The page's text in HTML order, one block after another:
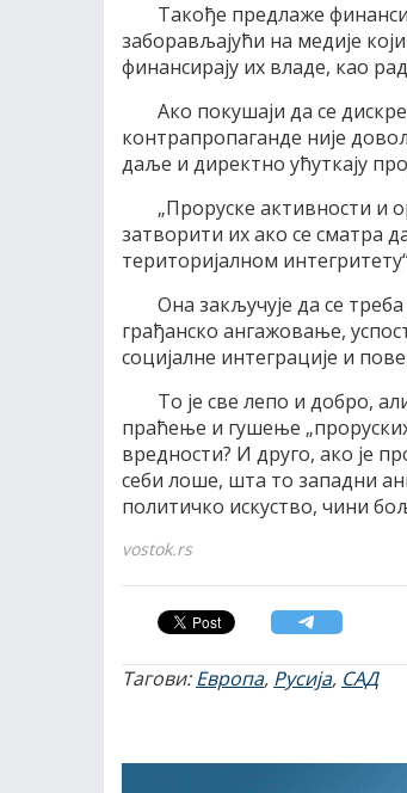
Такође предлаже
заборављајући на медије
финансирају их владе, као
Ако покушаји да се
контрапропаганде није
даље и директно ућуткају
„Проруске активности и
затворити их ако се сматра
територијалном
Она закључује да се
грађанско ангажовање,
социјалне интеграције и
То је све лепо и добро,
праћење и гушење
вредности? И друго, ако је
себи лоше, шта то западни
политичко искуство, чини
vostok.rs
Тагови:Европа, Русија, САД